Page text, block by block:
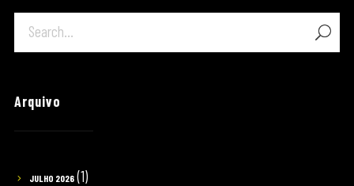
Arquivo
JULHO 2026(1)